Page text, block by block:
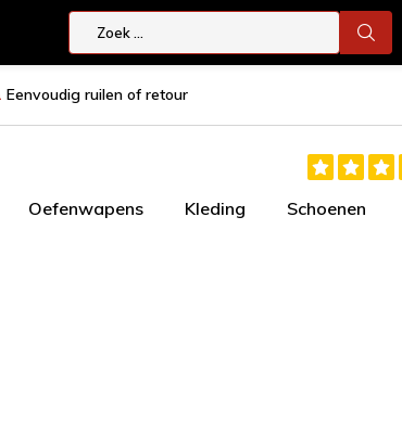
Eenvoudig ruilen of retour
Oefenwapens Kleding Schoenen